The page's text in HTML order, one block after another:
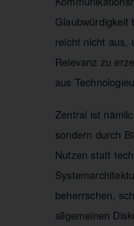
Glaubwürdigkeit
reicht nicht aus,
Relevanz zu
aus
Zentral ist
sondern durch
Nutzen statt
beherrschen,
allgemeinen